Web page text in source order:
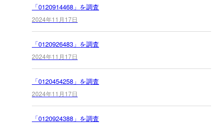
「0120914468」を調査
2024年11月17日
「0120926483」を調査
2024年11月17日
「0120454258」を調査
2024年11月17日
「0120924388」を調査